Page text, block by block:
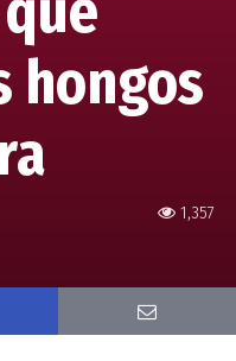
1,357
hongos